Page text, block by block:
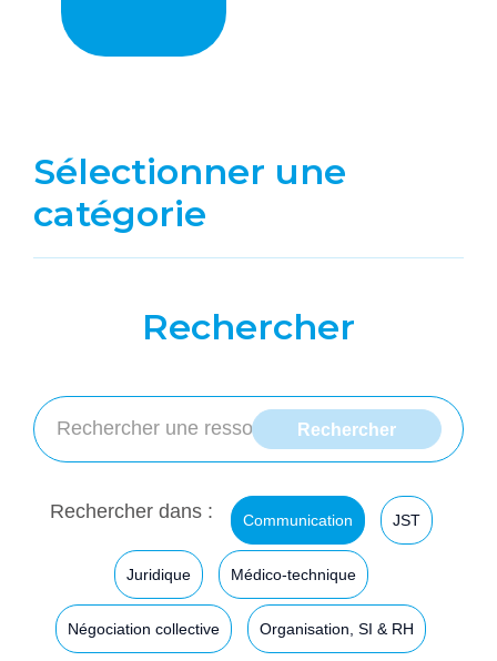
Sélectionner une
catégorie
Rechercher
Rechercher dans : Communication JST
Juridique Médico-technique
Négociation collective Organisation, SI & RH